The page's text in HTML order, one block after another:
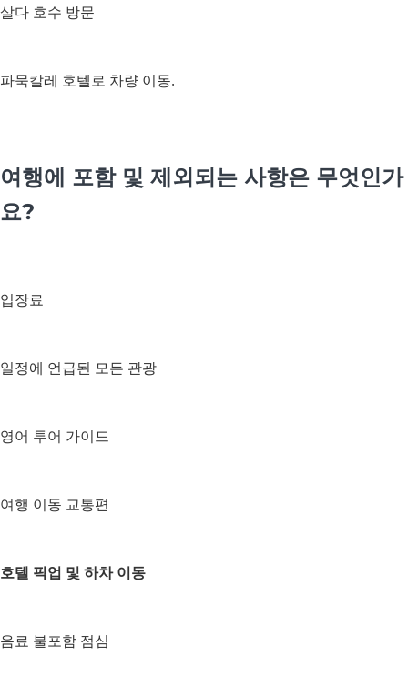
살다 호수 방문
파묵칼레 호텔로 차량 이동.
여행에 포함 및 제외되는 사항은 무엇인가
요?
입장료
일정에 언급된 모든 관광
영어 투어 가이드
여행 이동 교통편
호텔 픽업 및 하차 이동
음료 불포함 점심